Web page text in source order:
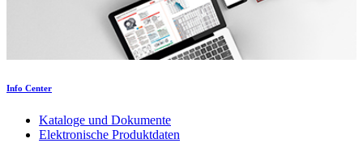
Info Center
Kataloge und Dokumente
Elektronische Produktdaten